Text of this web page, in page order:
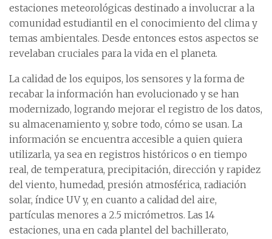
estaciones meteorológicas destinado a involucrar a la
comunidad estudiantil en el conocimiento del clima y
temas ambientales. Desde entonces estos aspectos se
revelaban cruciales para la vida en el planeta.
La calidad de los equipos, los sensores y la forma de
recabar la información han evolucionado y se han
modernizado, logrando mejorar el registro de los datos,
su almacenamiento y, sobre todo, cómo se usan. La
información se encuentra accesible a quien quiera
utilizarla, ya sea en registros históricos o en tiempo
real, de temperatura, precipitación, dirección y rapidez
del viento, humedad, presión atmosférica, radiación
solar, índice UV y, en cuanto a calidad del aire,
partículas menores a 2.5 micrómetros. Las 14
estaciones, una en cada plantel del bachillerato,